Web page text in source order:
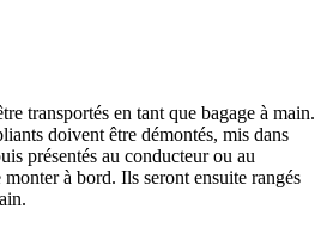
transportés en tant que bagage à main.
doivent être démontés, mis dans
présentés au conducteur ou au
à bord. Ils seront ensuite rangés